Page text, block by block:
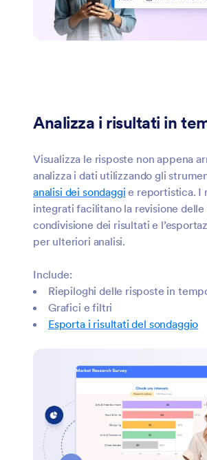
Analizza i risultati in
Visualizza le risposte non appena
analizza i dati utilizzando gli
analisi dei sondaggi e reportistica. I
integrati facilitano la revisione
condivisione dei risultati e
per ulteriori analisi.
Include:
Riepiloghi delle risposte in
Grafici e filtri
Esporta i risultati del sondaggio